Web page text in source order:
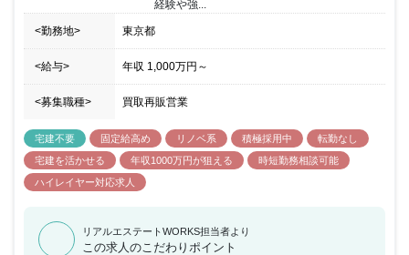
経験や強...
<勤務地> 東京都
<給与> 年収 1,000万円 ～
<募集職種> 買取再販営業
宅建不要 固定給高め リノベ系 積極採用中
転勤なし
宅建を活かせる
年収1000万円が狙える
時短勤務相談可能
ハイレイヤー対応求人
リアルエステートWORKS担当者より
この求人のこだわりポイント